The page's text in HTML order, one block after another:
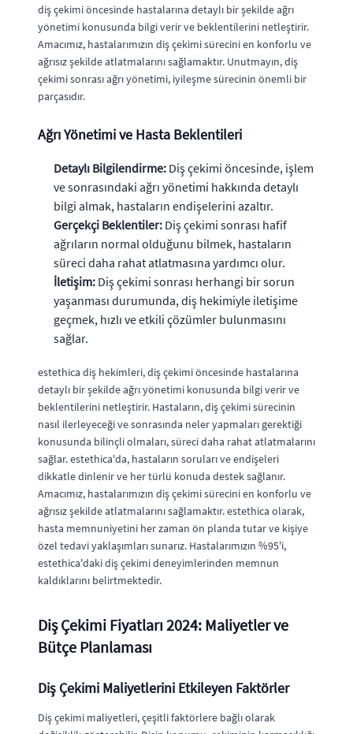
diş çekimi öncesinde hastalarına detaylı bir şekilde ağrı
yönetimi konusunda bilgi verir ve beklentilerini netleştirir.
Amacımız, hastalarımızın diş çekimi sürecini en konforlu ve
ağrısız şekilde atlatmalarını sağlamaktır. Unutmayın, diş
çekimi sonrası ağrı yönetimi, iyileşme sürecinin önemli bir
parçasıdır.
Ağrı Yönetimi ve Hasta Beklentileri
Detaylı Bilgilendirme: Diş çekimi öncesinde, işlem
ve sonrasındaki ağrı yönetimi hakkında detaylı
bilgi almak, hastaların endişelerini azaltır.
Gerçekçi Beklentiler: Diş çekimi sonrası hafif
ağrıların normal olduğunu bilmek, hastaların
süreci daha rahat atlatmasına yardımcı olur.
İletişim: Diş çekimi sonrası herhangi bir sorun
yaşanması durumunda, diş hekimiyle iletişime
geçmek, hızlı ve etkili çözümler bulunmasını
sağlar.
estethica diş hekimleri, diş çekimi öncesinde hastalarına
detaylı bir şekilde ağrı yönetimi konusunda bilgi verir ve
beklentilerini netleştirir. Hastaların, diş çekimi sürecinin
nasıl ilerleyeceği ve sonrasında neler yapmaları gerektiği
konusunda bilinçli olmaları, süreci daha rahat atlatmalarını
sağlar. estethica'da, hastaların soruları ve endişeleri
dikkatle dinlenir ve her türlü konuda destek sağlanır.
Amacımız, hastalarımızın diş çekimi sürecini en konforlu ve
ağrısız şekilde atlatmalarını sağlamaktır. estethica olarak,
hasta memnuniyetini her zaman ön planda tutar ve kişiye
özel tedavi yaklaşımları sunarız. Hastalarımızın %95'i,
estethica'daki diş çekimi deneyimlerinden memnun
kaldıklarını belirtmektedir.
Diş Çekimi Fiyatları 2024: Maliyetler ve
Bütçe Planlaması
Diş Çekimi Maliyetlerini Etkileyen Faktörler
Diş çekimi maliyetleri, çeşitli faktörlere bağlı olarak